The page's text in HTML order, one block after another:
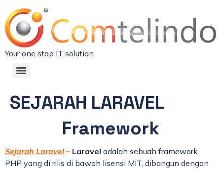
Your one stop IT solution
SEJARAH LARAVEL
Framework
Sejarah Laravel– Laravel adalah sebuah framework
PHP yang di rilis di bawah lisensi MIT, dibangun dengan